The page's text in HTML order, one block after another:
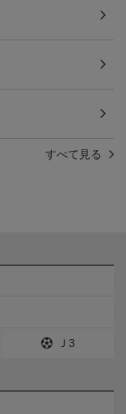
すべて見る
Ｊ3